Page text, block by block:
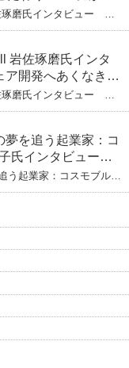
琢磨氏インタビュー
ける未来
岩佐琢磨氏インタ
開発へあくなき挑
琢磨氏インタビュー
き挑戦 その起業の経緯
夢を追う起業家：コ
氏インタビュー
う起業家：コスモブルー
下）